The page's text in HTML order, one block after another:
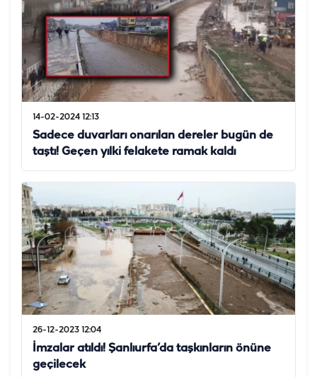
14-02-2024 12:13
Sadece duvarları onarılan dereler bugün de
taştı! Geçen yılki felakete ramak kaldı
26-12-2023 12:04
İmzalar atıldı! Şanlıurfa’da taşkınların önüne
geçilecek